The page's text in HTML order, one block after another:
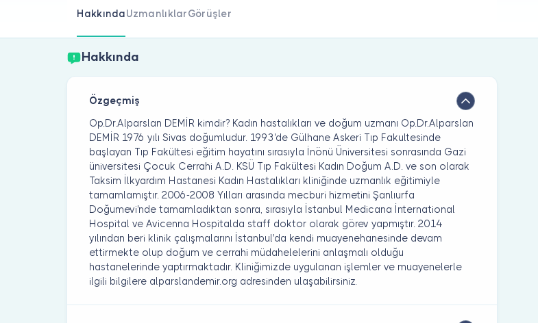
HakkındaUzmanlıklarGörüşler
Hakkında
Özgeçmiş
Op.Dr.Alparslan DEMİR kimdir? Kadın hastalıkları ve doğum uzmanı Op.Dr.Alparslan
DEMİR 1976 yılı Sivas doğumludur. 1993'de Gülhane Askeri Tıp Fakultesinde
başlayan Tıp Fakültesi eğitim hayatını sırasıyla İnönü Üniversitesi sonrasında Gazi
üniversitesi Çocuk Cerrahi A.D. KSÜ Tıp Fakültesi Kadın Doğum A.D. ve son olarak
Taksim İlkyardım Hastanesi Kadın Hastalıkları kliniğinde uzmanlık eğitimiyle
tamamlamıştır. 2006-2008 Yılları arasında mecburi hizmetini Şanlıurfa
Doğumevi'nde tamamladıktan sonra, sırasıyla İstanbul Medicana İnternational
Hospital ve Avicenna Hospitalda staff doktor olarak görev yapmıştır. 2014
yılından beri klinik çalışmalarını İstanbul'da kendi muayenehanesinde devam
ettirmekte olup doğum ve cerrahi müdahelelerini anlaşmalı olduğu
hastanelerinde yaptırmaktadır. Kliniğimizde uygulanan işlemler ve muayenelerle
ilgili bilgilere alparslandemir.org adresinden ulaşabilirsiniz.